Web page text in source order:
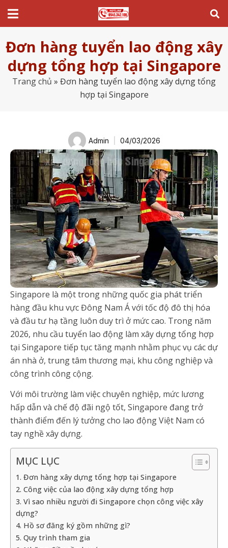
Đơn hàng tuyển lao động xây
dựng tổng hợp tại Singapore
Trang chủ » Đơn hàng tuyển lao động xây dựng tổng
hợp tại Singapore
Admin 04/03/2026
Singapore là một trong những quốc gia phát triển
hàng đầu khu vực Đông Nam Á với tốc độ đô thị hóa
và đầu tư hạ tầng luôn duy trì ở mức cao. Trong năm
2026, nhu cầu tuyển lao động làm xây dựng tổng hợp
tại Singapore tiếp tục tăng mạnh nhằm phục vụ các dự
án nhà ở, trung tâm thương mại, khu công nghiệp và
công trình công cộng.
Với môi trường làm việc chuyên nghiệp, mức lương
hấp dẫn và chế độ đãi ngộ tốt, Singapore đang trở
thành điểm đến lý tưởng cho lao động Việt Nam có
tay nghề xây dựng.
MỤC LỤC
1. Đơn hàng xây dựng tổng hợp tại Singapore
2. Công việc của lao động xây dựng tổng hợp
3. Vì sao nhiều người đi Singapore chọn công việc xây
dựng?
4. Hồ sơ đăng ký gồm những gì?
5. Quy trình tham gia